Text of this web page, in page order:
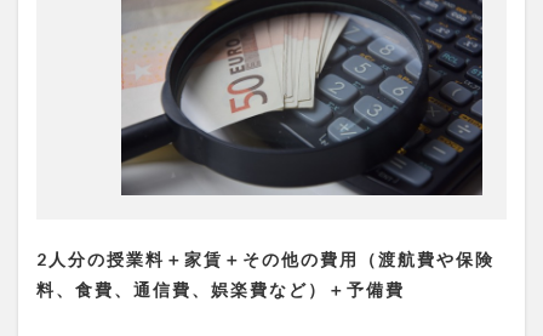
2人分の授業料＋家賃＋その他の費用（渡航費や保険
料、食費、通信費、娯楽費な ど）＋予備費